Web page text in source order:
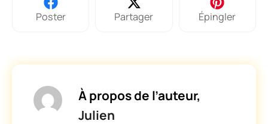
Poster Partager Épingler
À propos de l’auteur,
Julien